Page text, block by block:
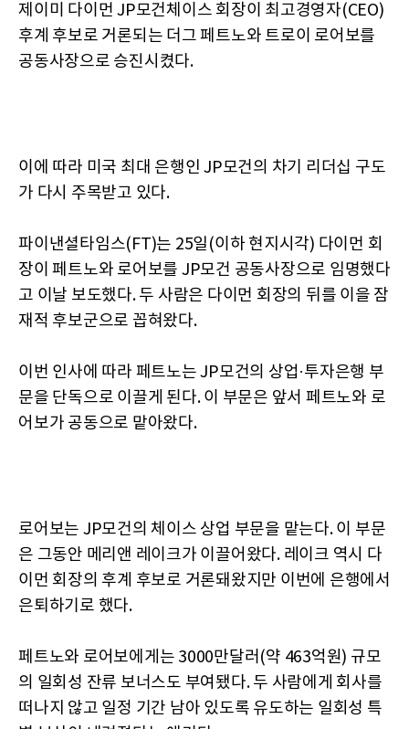
제이미 다이먼 JP모건체이스 회장이 최고경영자(CEO)
후계 후보로 거론되는 더그 페트노와 트로이 로어보를
공동사장으로 승진시켰다.
이에 따라 미국 최대 은행인 JP모건의 차기 리더십 구도
가 다시 주목받고 있다.
파이낸셜타임스(FT)는 25일(이하 현지시각) 다이먼 회
장이 페트노와 로어보를 JP모건 공동사장으로 임명했다
고 이날 보도했다. 두 사람은 다이먼 회장의 뒤를 이을 잠
재적 후보군으로 꼽혀왔다.
이번 인사에 따라 페트노는 JP모건의 상업·투자은행 부
문을 단독으로 이끌게 된다. 이 부문은 앞서 페트노와 로
어보가 공동으로 맡아왔다.
로어보는 JP모건의 체이스 상업 부문을 맡는다. 이 부문
은 그동안 메리앤 레이크가 이끌어왔다. 레이크 역시 다
이먼 회장의 후계 후보로 거론돼왔지만 이번에 은행에서
은퇴하기로 했다.
페트노와 로어보에게는 3000만달러(약 463억원) 규모
의 일회성 잔류 보너스도 부여됐다. 두 사람에게 회사를
떠나지 않고 일정 기간 남아 있도록 유도하는 일회성 특